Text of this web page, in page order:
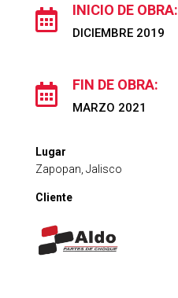
 INICIO DE OBRA:
DICIEMBRE 2019
 FIN DE OBRA:
MARZO 2021
Lugar
Zapopan, Jalisco
Cliente